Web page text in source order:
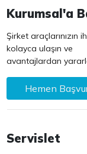
Kurumsal'a
Şirket araçlarınızın
kolayca ulaşın ve
avantajlardan
Hemen
Servislet